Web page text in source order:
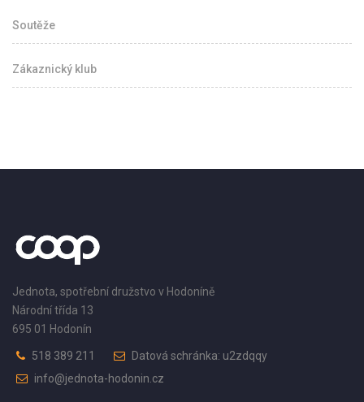
Soutěže
Zákaznický klub
Jednota, spotřební družstvo v Hodoníně
Národní třída 13
695 01 Hodonín
518 389 211
Datová schránka: u2zdqqy
info@jednota-hodonin.cz